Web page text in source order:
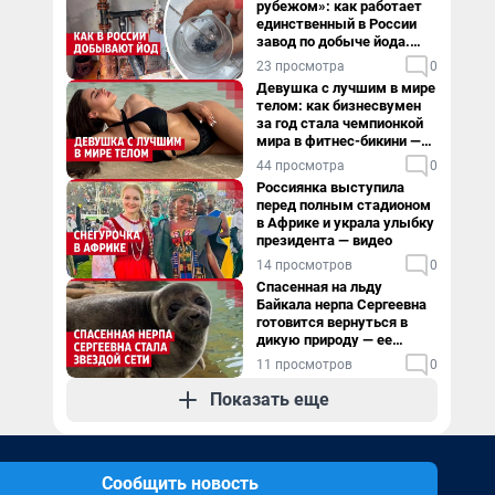
рубежом»: как работает
единственный в России
завод по добыче йода.
Видео
23 просмотра 0
Девушка с лучшим в мире
телом: как бизнесвумен
за год стала чемпионкой
мира в фитнес-бикини —
видео
44 просмотра 0
Россиянка выступила
перед полным стадионом
в Африке и украла улыбку
президента — видео
14 просмотров 0
Спасенная на льду
Байкала нерпа Сергеевна
готовится вернуться в
дикую природу — ее
видеоистория
11 просмотров 0
Показать еще
Сообщить новость